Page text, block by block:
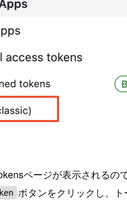
ページが表示されるので
ボタンをクリックし、ト